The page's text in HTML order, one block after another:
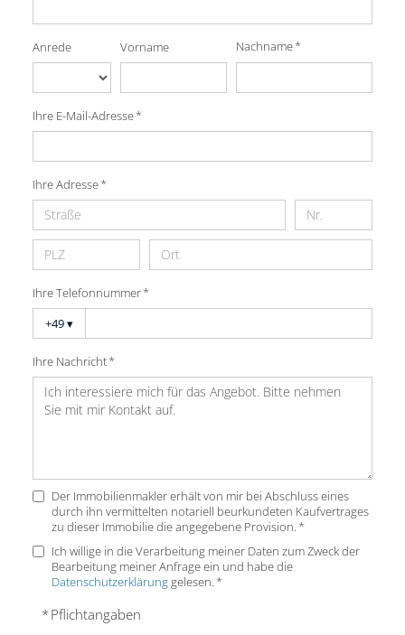
Anrede Vorname Nachname *
Ihre E-Mail-Adresse *
Ihre Adresse *
Ihre Telefonnummer *
+49▾
Ihre Nachricht *
Der Immobilienmakler erhält von mir bei Abschluss eines
durch ihn vermittelten notariell beurkundeten Kaufvertrages
zu dieser Immobilie die angegebene Provision. *
Ich willige in die Verarbeitung meiner Daten zum Zweck der
Bearbeitung meiner Anfrage ein und habe die
Datenschutzerklärunggelesen. *
* Pflichtangaben